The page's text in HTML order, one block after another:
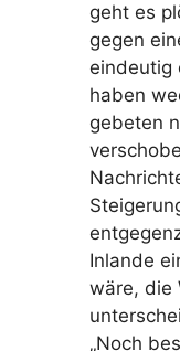
geht es
gegen
eindeutig
haben
gebeten
In­lande
wäre, die
„Noch